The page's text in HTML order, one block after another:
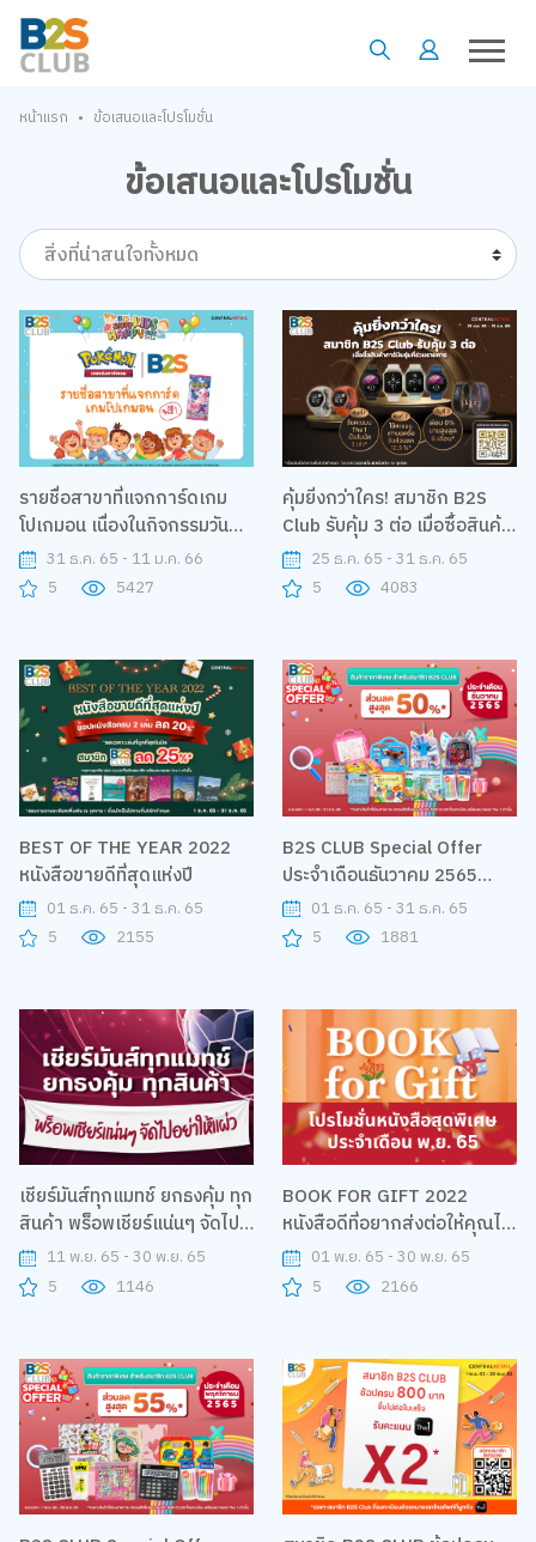
หน้าแรก • ข้อเสนอและโปรโมชั่น
ข้อเสนอและโปรโมชั่น
สิ่งที่น่าสนใจทั้งหมด
รายชื่อสาขาที่แจกการ์ดเกม
โปเกมอน เนื่องในกิจกรรมวัน
เด็กแห่งชาติ B2S Happy Kids
Happy Day 2023
31 ธ.ค. 65 - 11 ม.ค. 66
5
5427
คุ้มยิ่งกว่าใคร! สมาชิก B2S
Club รับคุ้ม 3 ต่อ เมื่อซื้อสินค้า
การ์มินรุ่นที่ร่วมรายการ
25 ธ.ค. 65 - 31 ธ.ค. 65
5
4083
BEST OF THE YEAR 2022
หนังสือขายดีที่สุดแห่งปี
01 ธ.ค. 65 - 31 ธ.ค. 65
5
2155
B2S CLUB Special Offer
ประจำเดือนธันวาคม 2565
ส่วนลดสูงสุด 50%
01 ธ.ค. 65 - 31 ธ.ค. 65
5
1881
เชียร์มันส์ทุกแมทช์ ยกธงคุ้ม ทุก
สินค้า พร็อพเชียร์แน่นๆ จัดไป
อย่าให้แผ่ว
11 พ.ย. 65 - 30 พ.ย. 65
5
1146
BOOK FOR GIFT 2022
หนังสือดีที่อยากส่งต่อให้คุณได้
อ่าน01 พ.ย. 65 - 30 พ.ย. 65
5
2166